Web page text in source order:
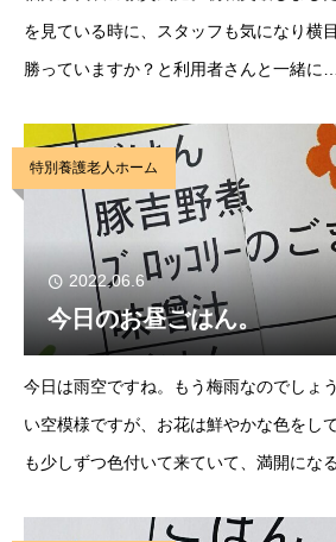
を見ている時に、スタッフも気になり横
勝っていますか？と利用者さんと一緒に
は”豚吉野煮”です。とろりまろやかなじゃ
特別養護老人ホーム
2022.06.6
今日のお昼ごはん。
今日は雨空ですね。もう梅雨なのでしょ
い空模様ですが、お花は鮮やかな色をし
も少しずつ色付いて来ていて、満開にな